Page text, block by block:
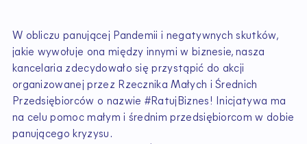
W obliczu panującej Pandemii i negatywnych skutków,
jakie wywołuje ona między innymi w biznesie, nasza
kancelaria zdecydowało się przystąpić do akcji
organizowanej przez Rzecznika Małych i Średnich
Przedsiębiorców o nazwie #RatujBiznes! Inicjatywa ma
na celu pomoc małym i średnim przedsiębiorcom w dobie
panującego kryzysu.